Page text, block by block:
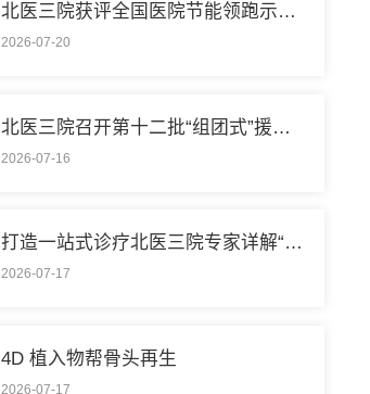
北医三院获评全国医院节能领跑示范单位称号
2026-07-20
北医三院召开第十二批“组团式”援藏医疗队欢送会
2026-07-16
打造一站式诊疗北医三院专家详解“控糖”新模式
2026-07-17
4D 植入物帮骨头再生
2026-07-17